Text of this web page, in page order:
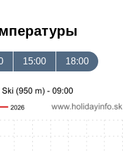
15:00 18:00